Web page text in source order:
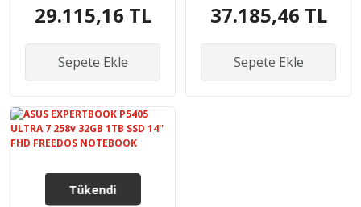
FHD FREEDOS
29.115,16 TL
Sepete Ekle
FHD FREEDOS
37.185,46 TL
Sepete Ekle
Tükendi